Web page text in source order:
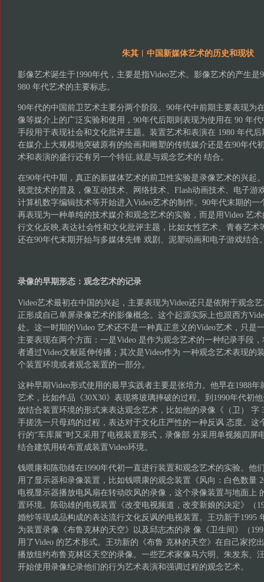
朱其︱中国新媒体艺术的历史和现状
影像艺术诞生于1990年代，主要是指Video艺术。影像艺术的产生是
980 年代艺术的主要标志。
90年代的中国前卫艺术主要分两个阶段。90年代中前期主要表现为
像等媒介上的广泛实验和使用，90年代后期则表现为使用在 90 年
手段用于表现社会和文化批评主题。装置艺术和表演在 1980 年代
在媒介上大规模地突破原有的绘画和雕塑的传统媒介还是在90年代
术和表演的盛行还有另一个特征,就是与观念艺术的 结合。
在90年代中期，真正的新媒体艺术的前卫性实验是录像艺术的兴起
视觉技术的普及，像互动技术、网络技术、Flash动画技术、电子游
计算机数字编辑技术等开始进入Video艺术的制作。90年代末期的一
再表现为一种单纯的技术媒介和观念艺术的实验，而是用Video 艺
行文化反映,表达社会性和文化批评主题，比如女性艺术、青春艺术
还在90年代末期开始与多媒体先锋 戏剧、泥塑动画和电子游戏结合
录像的早期形态：观念艺术的记录
Video艺术最初在中国的兴起，主要表现为Video还只是依附于观念
正形成自己单屏录像艺术的影像概念。这个起源实际上也跟西方
处。这一时期的Video 艺术还不是一种真正意义的Video艺术，只是
主要表现在两个方面：一是Video 是作为观念艺术的一种纪录手段
者通过Video文献延伸传播；其次是Video作为 一种观念艺术表现的
个装置环境或者观念装置的一部分。
这种早期Video形式使用的最早实践者主要是张培力。他早在1988
艺术，比如作品《30X30》表现将玻璃摔破的过程。到1990年代初
放结合装置环境的形式来表达观念艺术，比如他的录像《（卫） 字
手搓洗一只母鸡的过程，表达对于文化庄严性的一种反讽 态度。这
行的“车库展”时又采用了电视装置形式，录像部 分采用单视频四屏
结合建筑用砖布置成装置Video环境。
钱喂康和陈劭雄在1990年代初一直进行装置和观念艺术的实验。他
用了显示器和录像装置，比如钱喂康的观念装置《风向：白色数量
电视显示器播放电风扇在转动吹风的录像，这个录像装置与地面上
置环境。陈劭雄的电视装置《改变电视频道，改变新娘的决定》（
婚纱等现成品构成的表达流行文化反讽的电视装置。王功新于1995
为装置录像《布鲁克林的天空》以及邱志杰的录 像《卫生间》（
用了Video 的艺术形式。王功新的《布鲁 克林的天空》在自己家挖
播放纽约布鲁克林区天空的录像。一些艺术家像马六明、朱发东、
开始使用录像纪录他们的行为艺术表演和强调过程的观念艺术。